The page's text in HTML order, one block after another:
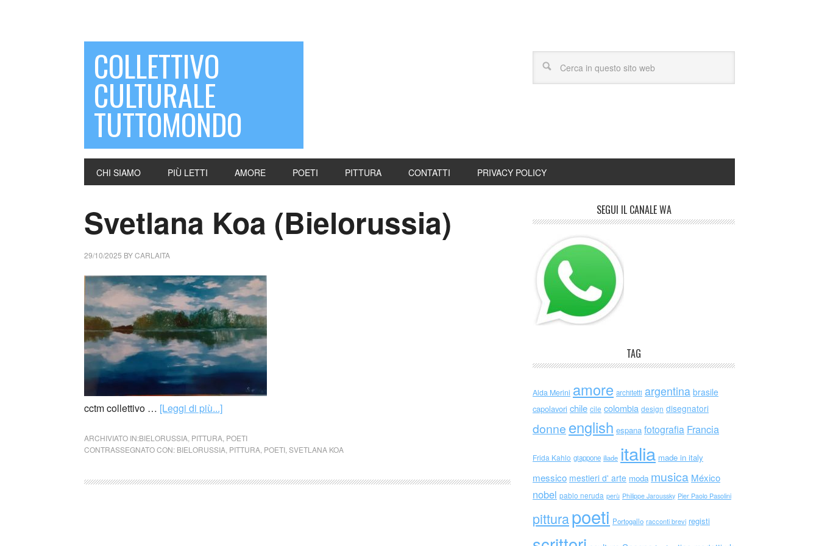
COLLETTIVO
CULTURALE
TUTTOMONDO
CHI SIAMO PIÙ LETTI AMORE POETI PITTURA CONTATTI PRIVACY POLICY
Svetlana Koa (Bielorussia)
29/10/2025 BYCARLAITA
cctm collettivo … [Leggi di più...]
ARCHIVIATO IN:BIELORUSSIA PITTURA POETI
CONTRASSEGNATO CON: BIELORUSSIA PITTURA POETI SVETLANA KOA
SEGUI IL CANALE WA
TAG
Alda Merini amore architetti argentina brasile
capolavori chile cile colombia design disegnatori
donne english espana fotografia Francia
Frida Kahlo giappone iliade italia made in italy
messico mestieri d' arte moda musica México
nobel pablo neruda perù Philippe Jaroussky Pier Paolo Pasolini
pitturapoeti Portogallo racconti brevi registi